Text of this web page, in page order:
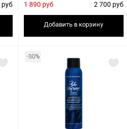
3 000 руб 2 700 руб
1 890 руб
Добавить в корзину
-30%